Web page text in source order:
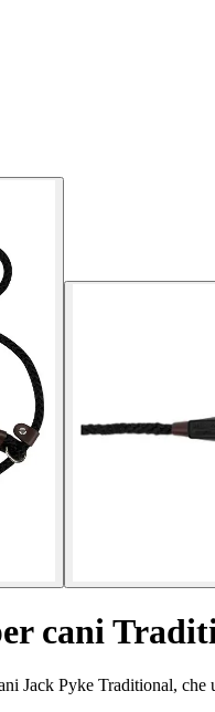
cani
Jack Pyke Traditional,